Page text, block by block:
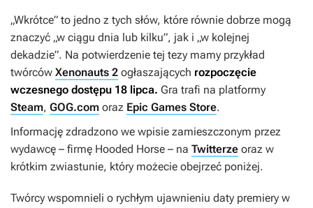
„Wkrótce” to jedno z tych słów, które równie dobrze mogą
znaczyć „w ciągu dnia lub kilku”, jak i „w kolejnej
dekadzie”. Na potwierdzenie tej tezy mamy przykład
twórców Xenonauts 2 ogłaszających rozpoczęcie
wczesnego dostępu 18 lipca. Gra trafi na platformy
Steam, GOG.com oraz Epic Games Store.
Informację zdradzono we wpisie zamieszczonym przez
wydawcę – firmę Hooded Horse – na Twitterze oraz w
krótkim zwiastunie, który możecie obejrzeć poniżej.
Twórcy wspomnieli o rychłym ujawnieniu daty premiery w